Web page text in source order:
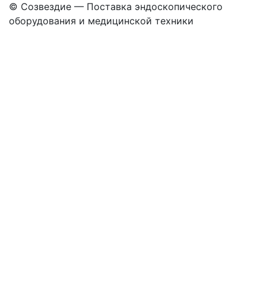
© Созвездие — Поставка эндоскопического
оборудования и медицинской техники